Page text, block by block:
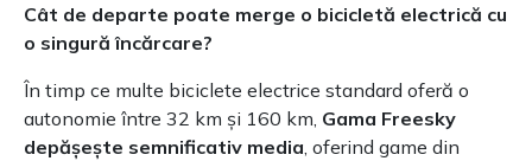
Cât de departe poate merge o bicicletă electrică cu
o singură încărcare?
În timp ce multe biciclete electrice standard oferă o
autonomie între 32 km și 160 km, Gama Freesky
depășește semnificativ media , oferind game din